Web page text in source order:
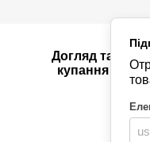
Догляд та
купання